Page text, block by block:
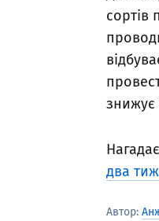
сортів
знижує
два
Автор: